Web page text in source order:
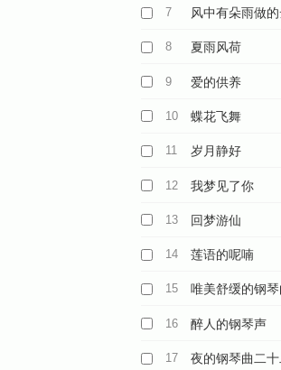
7 风中有朵雨做
8 夏雨风荷
9 爱的供养
10 蝶花飞舞
11 岁月静好
12 我梦见了你
13 回梦游仙
14 莲语的呢喃
15 唯美舒缓的钢
16 醉人的钢琴声
17 夜的钢琴曲二